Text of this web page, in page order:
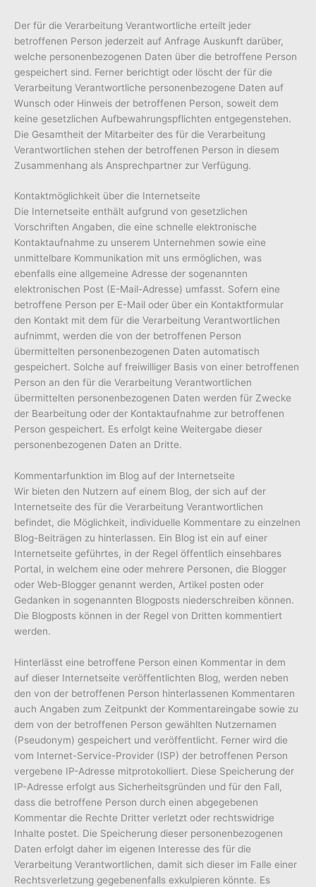
Der für die Verarbeitung Verantwortliche erteilt jeder
betroffenen Person jederzeit auf Anfrage Auskunft darüber,
welche personenbezogenen Daten über die betroffene Person
gespeichert sind. Ferner berichtigt oder löscht der für die
Verarbeitung Verantwortliche personenbezogene Daten auf
Wunsch oder Hinweis der betroffenen Person, soweit dem
keine gesetzlichen Aufbewahrungspflichten entgegenstehen.
Die Gesamtheit der Mitarbeiter des für die Verarbeitung
Verantwortlichen stehen der betroffenen Person in diesem
Zusammenhang als Ansprechpartner zur Verfügung.
Kontaktmöglichkeit über die Internetseite
Die Internetseite enthält aufgrund von gesetzlichen
Vorschriften Angaben, die eine schnelle elektronische
Kontaktaufnahme zu unserem Unternehmen sowie eine
unmittelbare Kommunikation mit uns ermöglichen, was
ebenfalls eine allgemeine Adresse der sogenannten
elektronischen Post (E-Mail-Adresse) umfasst. Sofern eine
betroffene Person per E-Mail oder über ein Kontaktformular
den Kontakt mit dem für die Verarbeitung Verantwortlichen
aufnimmt, werden die von der betroffenen Person
übermittelten personenbezogenen Daten automatisch
gespeichert. Solche auf freiwilliger Basis von einer betroffenen
Person an den für die Verarbeitung Verantwortlichen
übermittelten personenbezogenen Daten werden für Zwecke
der Bearbeitung oder der Kontaktaufnahme zur betroffenen
Person gespeichert. Es erfolgt keine Weitergabe dieser
personenbezogenen Daten an Dritte.
Kommentarfunktion im Blog auf der Internetseite
Wir bieten den Nutzern auf einem Blog, der sich auf der
Internetseite des für die Verarbeitung Verantwortlichen
befindet, die Möglichkeit, individuelle Kommentare zu einzelnen
Blog-Beiträgen zu hinterlassen. Ein Blog ist ein auf einer
Internetseite geführtes, in der Regel öffentlich einsehbares
Portal, in welchem eine oder mehrere Personen, die Blogger
oder Web-Blogger genannt werden, Artikel posten oder
Gedanken in sogenannten Blogposts niederschreiben können.
Die Blogposts können in der Regel von Dritten kommentiert
werden.
Hinterlässt eine betroffene Person einen Kommentar in dem
auf dieser Internetseite veröffentlichten Blog, werden neben
den von der betroffenen Person hinterlassenen Kommentaren
auch Angaben zum Zeitpunkt der Kommentareingabe sowie zu
dem von der betroffenen Person gewählten Nutzernamen
(Pseudonym) gespeichert und veröffentlicht. Ferner wird die
vom Internet-Service-Provider (ISP) der betroffenen Person
vergebene IP-Adresse mitprotokolliert. Diese Speicherung der
IP-Adresse erfolgt aus Sicherheitsgründen und für den Fall,
dass die betroffene Person durch einen abgegebenen
Kommentar die Rechte Dritter verletzt oder rechtswidrige
Inhalte postet. Die Speicherung dieser personenbezogenen
Daten erfolgt daher im eigenen Interesse des für die
Verarbeitung Verantwortlichen, damit sich dieser im Falle einer
Rechtsverletzung gegebenenfalls exkulpieren könnte. Es